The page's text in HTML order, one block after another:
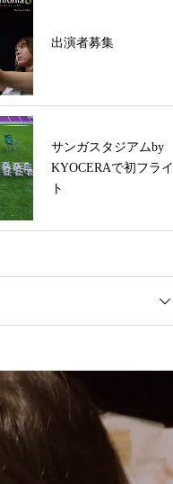
出演者募集
サンガスタジアムby
KYOCERAで初フライ
ト